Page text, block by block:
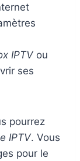
IPTV ou
ses
pourrez
IPTV. Vous
pour le